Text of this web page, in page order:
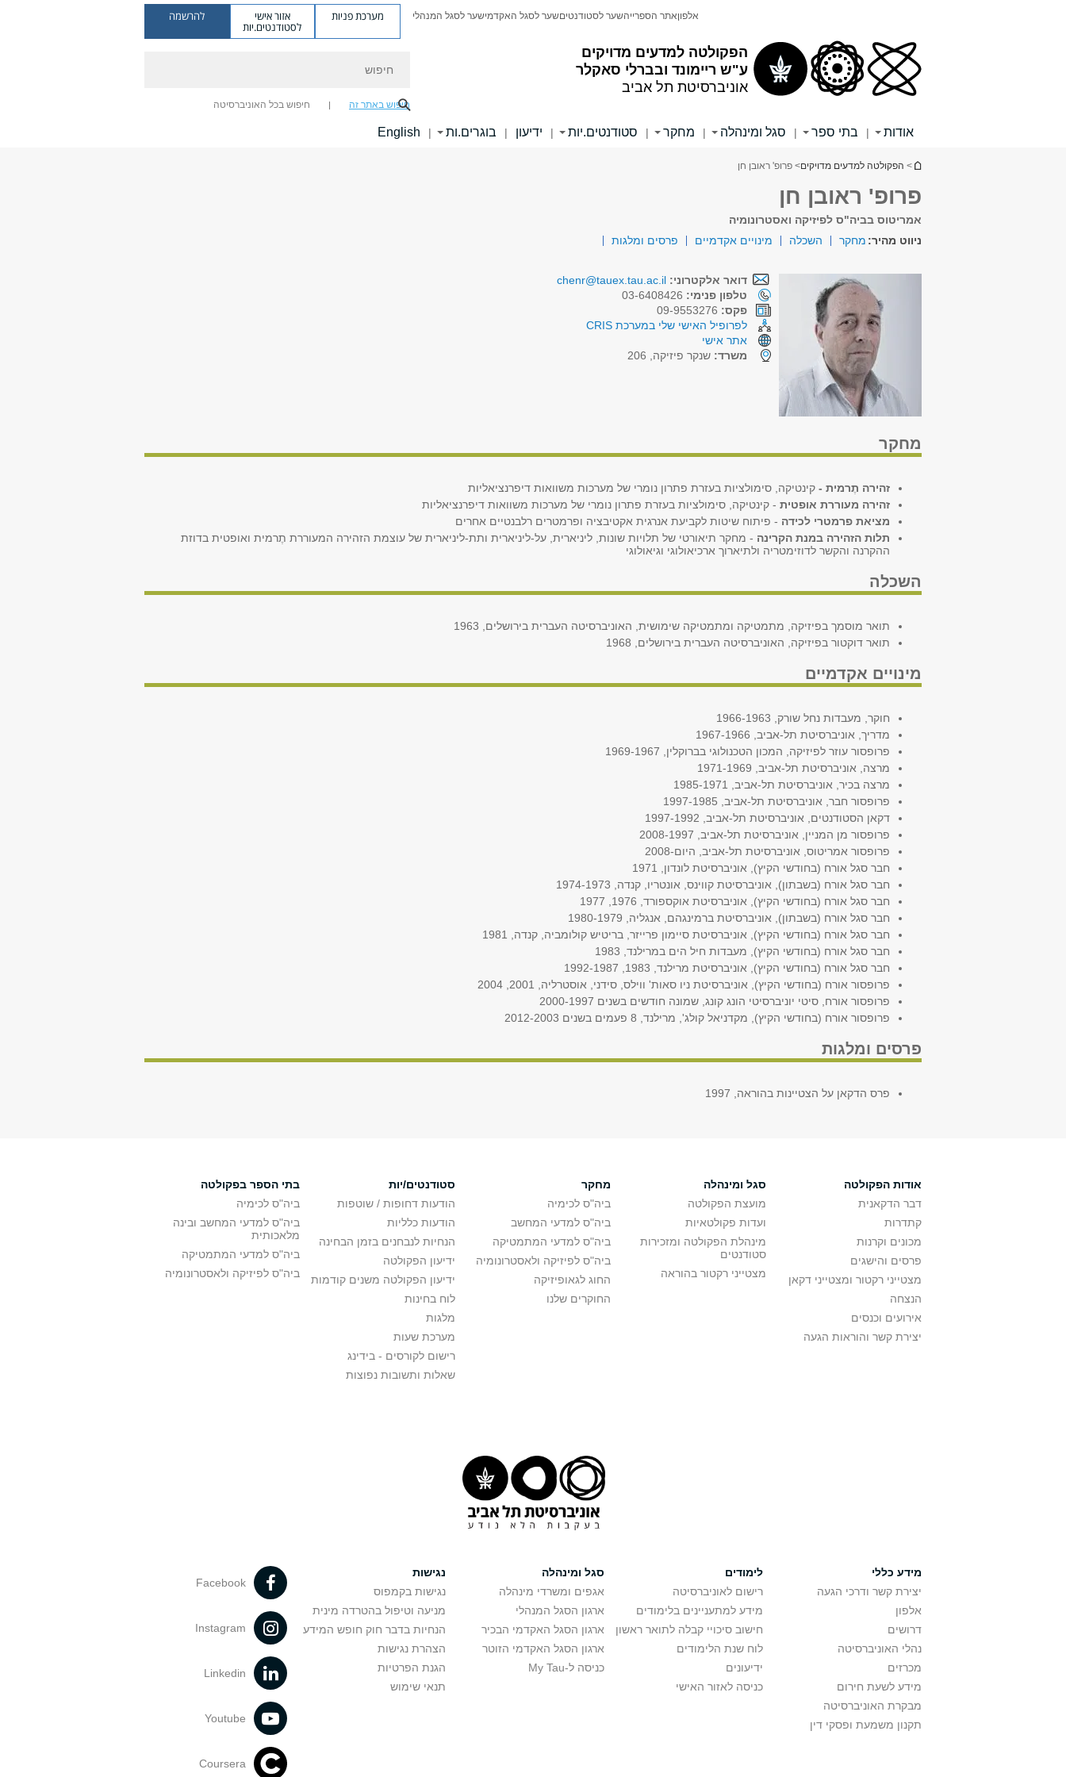
הפקולטה למדעים מדויקים
ע"ש ריימונד ובברלי סאקלר
אוניברסיטת תל אביב
אלפוןאתר הספרייהשער לסטודנטיםשער לסגל האקדמישער לסגל המנהלי מערכת פניות אזור אישי
לסטודנטים.יות
להרשמה
חיפוש באתר זה חיפוש בכל האוניברסיטה
אודות | בתי ספר | סגל ומינהלה | מחקר | סטודנטים.יות | ידיעון | בוגרים.ות |
English
הינך נמצא כאן
> הפקולטה למדעים מדויקים> פרופ' ראובן חן
פרופ' ראובן חן
אמריטוס בביה"ס לפיזיקה ואסטרונומיה
ניווט מהיר: מחקר השכלה מינויים אקדמיים פרסים ומלגות
דואר אלקטרוני: chenr@tauex.tau.ac.il
טלפון פנימי:
פקס:
לפרופיל האישי שלי במערכת CRIS
אתר אישי
משרד: שנקר פיזיקה, 206
מחקר
זהירה תֶרמית - קינטיקה, סימולציות בעזרת פתרון נומרי של מערכות משוואות דיפרנציאליות
זהירה מעוררת אופטית - קינטיקה, סימולציות בעזרת פתרון נומרי של מערכות משוואות דיפרנציאליות
מציאת פרמטרי לכידה - פיתוח שיטות לקביעת אנרגית אקטיבציה ופרמטרים רלבנטיים אחרים
תלות הזהירה במנת הקרינה - מחקר תיאורטי של תלויות שונות, ליניארית, על-ליניארית ותת-ליניארית של עוצמת הזהירה המעוררת תֶרמית ואופטית בדוזת
ההקרנה והקשר לדוזימטריה ולתיארוך ארכיאולוגי וגיאולוגי
השכלה
תואר מוסמך בפיזיקה, מתמטיקה ומתמטיקה שימושית, האוניברסיטה העברית בירושלים, 1963
תואר דוקטור בפיזיקה, האוניברסיטה העברית בירושלים, 1968
מינויים אקדמיים
חוקר, מעבדות נחל שורק, 1966-1963
מדריך, אוניברסיטת תל-אביב, 1967-1966
פרופסור עוזר לפיזיקה, המכון הטכנולוגי בברוקלין, 1969-1967
מרצה, אוניברסיטת תל-אביב, 1971-1969
מרצה בכיר, אוניברסיטת תל-אביב, 1985-1971
פרופסור חבר, אוניברסיטת תל-אביב, 1997-1985
דקאן הסטודנטים, אוניברסיטת תל-אביב, 1997-1992
פרופסור מן המניין, אוניברסיטת תל-אביב, 2008-1997
פרופסור אמריטוס, אוניברסיטת תל-אביב, היום-2008
חבר סגל אורח (בחודשי הקיץ), אוניברסיטת לונדון, 1971
חבר סגל אורח (בשבתון), אוניברסיטת קווינס, אונטריו, קנדה, 1974-1973
חבר סגל אורח (בחודשי הקיץ), אוניברסיטת אוקספורד, 1976, 1977
חבר סגל אורח (בשבתון), אוניברסיטת ברמינגהם, אנגליה, 1980-1979
חבר סגל אורח (בחודשי הקיץ), אוניברסיטת סיימון פרייזר, בריטיש קולומביה, קנדה, 1981
חבר סגל אורח (בחודשי הקיץ), מעבדות חיל הים במרילנד, 1983
חבר סגל אורח (בחודשי הקיץ), אוניברסיטת מרילנד, 1983, 1992-1987
פרופסור אורח (בחודשי הקיץ), אוניברסיטת ניו סאות' ווילס, סידני, אוסטרליה, 2001, 2004
פרופסור אורח, סיטי יוניברסיטי הונג קונג, שמונה חודשים בשנים 2000-1997
פרופסור אורח (בחודשי הקיץ), מקדניאל קולג', מרילנד, 8 פעמים בשנים 2012-2003
פרסים ומלגות
פרס הדקאן על הצטיינות בהוראה, 1997
אודות הפקולטה
דבר הדקאנית
קתדרות
מכונים וקרנות
פרסים והישגים
מצטייני רקטור ומצטייני דקאן
הנצחה
אירועים וכנסים
יצירת קשר והוראות הגעה
סגל ומינהלה
מועצת הפקולטה
ועדות פקולטאיות
מינהלת הפקולטה ומזכירות
סטודנטים
מצטייני רקטור בהוראה
מחקר
ביה"ס לכימיה
ביה"ס למדעי המחשב
ביה"ס למדעי המתמטיקה
ביה"ס לפיזיקה ולאסטרונומיה
החוג לגאופיזיקה
החוקרים שלנו
סטודנטים/יות
הודעות דחופות / שוטפות
הודעות כלליות
הנחיות לנבחנים בזמן הבחינה
ידיעון הפקולטה
ידיעון הפקולטה משנים קודמות
לוח בחינות
מלגות
מערכת שעות
רישום לקורסים - בידינג
שאלות ותשובות נפוצות
בתי הספר בפקולטה
ביה"ס לכימיה
ביה"ס למדעי המחשב ובינה
מלאכותית
ביה"ס למדעי המתמטיקה
ביה"ס לפיזיקה ולאסטרונומיה
מידע כללי
יצירת קשר ודרכי הגעה
אלפון
דרושים
נהלי האוניברסיטה
מכרזים
מידע לשעת חירום
מבקרת האוניברסיטה
תקנון משמעת ופסקי דין
לימודים
רישום לאוניברסיטה
מידע למתעניינים בלימודים
חישוב סיכויי קבלה לתואר ראשון
לוח שנת הלימודים
ידיעונים
כניסה לאזור האישי
סגל ומינהלה
אגפים ומשרדי מינהלה
ארגון הסגל המנהלי
ארגון הסגל האקדמי הבכיר
ארגון הסגל האקדמי הזוטר
כניסה ל-My Tau
נגישות
נגישות בקמפוס
מניעה וטיפול בהטרדה מינית
הנחיות בדבר חוק חופש המידע
הצהרת נגישות
הגנת הפרטיות
תנאי שימוש
Facebook
Instagram
Linkedin
Youtube
Coursera